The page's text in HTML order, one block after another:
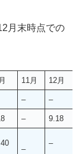
月末時点での
11月 12月
– –
– 9.18
–
–